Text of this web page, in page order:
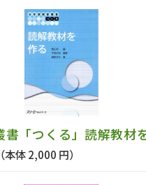
書「つくる」読解教材
（本体 2,000 円）